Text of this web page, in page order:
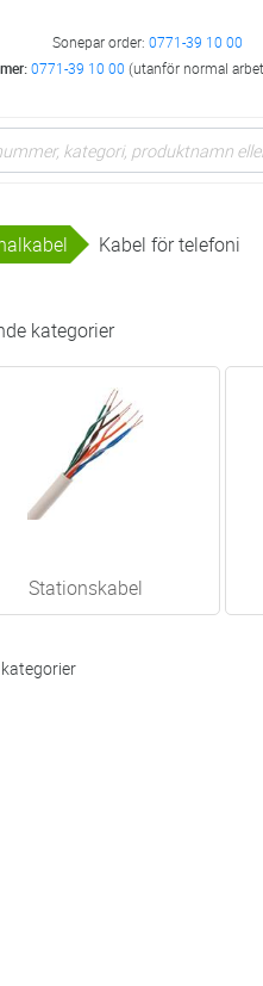
Sonepar order: 0771-39 10 00
0771-39 10 00 (utanför normal
Kabel för telefoni
kategorier
Stationskabel